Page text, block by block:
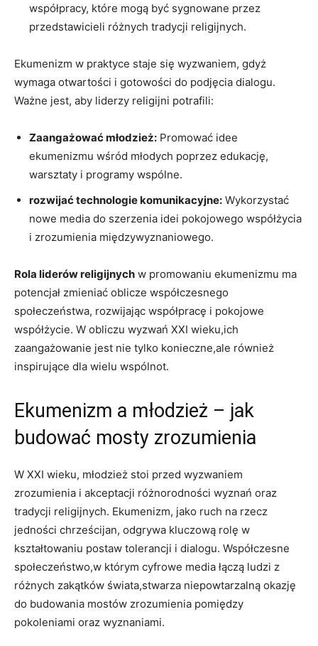
współpracy, ​które mogą być sygnowane przez
przedstawicieli różnych tradycji religijnych.
Ekumenizm w praktyce staje się wyzwaniem, gdyż
wymaga otwartości i gotowości do podjęcia dialogu.
Ważne‌ jest, aby liderzy religijni potrafili:
Zaangażować młodzież: Promować idee
ekumenizmu wśród młodych poprzez​ edukację,
‌warsztaty i programy wspólne.
rozwijać technologie komunikacyjne: Wykorzystać
nowe media do szerzenia idei pokojowego współżycia
i zrozumienia międzywyznaniowego.
Rola liderów religijnych w promowaniu ekumenizmu ma
potencjał zmieniać oblicze współczesnego‍
społeczeństwa, rozwijając współpracę i pokojowe
współżycie. W ​obliczu wyzwań XXI wieku,ich
zaangażowanie jest nie tylko konieczne,ale również
inspirujące dla wielu wspólnot.
Ekumenizm a młodzież – jak
budować mosty zrozumienia
W‍ XXI wieku, młodzież stoi przed wyzwaniem
zrozumienia i akceptacji różnorodności wyznań oraz
tradycji religijnych. Ekumenizm, jako ruch na rzecz⁣
jedności chrześcijan, odgrywa kluczową rolę ​w
kształtowaniu‌ postaw tolerancji i dialogu. Współczesne
społeczeństwo,w którym cyfrowe media łączą ludzi z
różnych zakątków ​świata,stwarza niepowtarzalną okazję
do budowania mostów zrozumienia pomiędzy
pokoleniami oraz wyznaniami.